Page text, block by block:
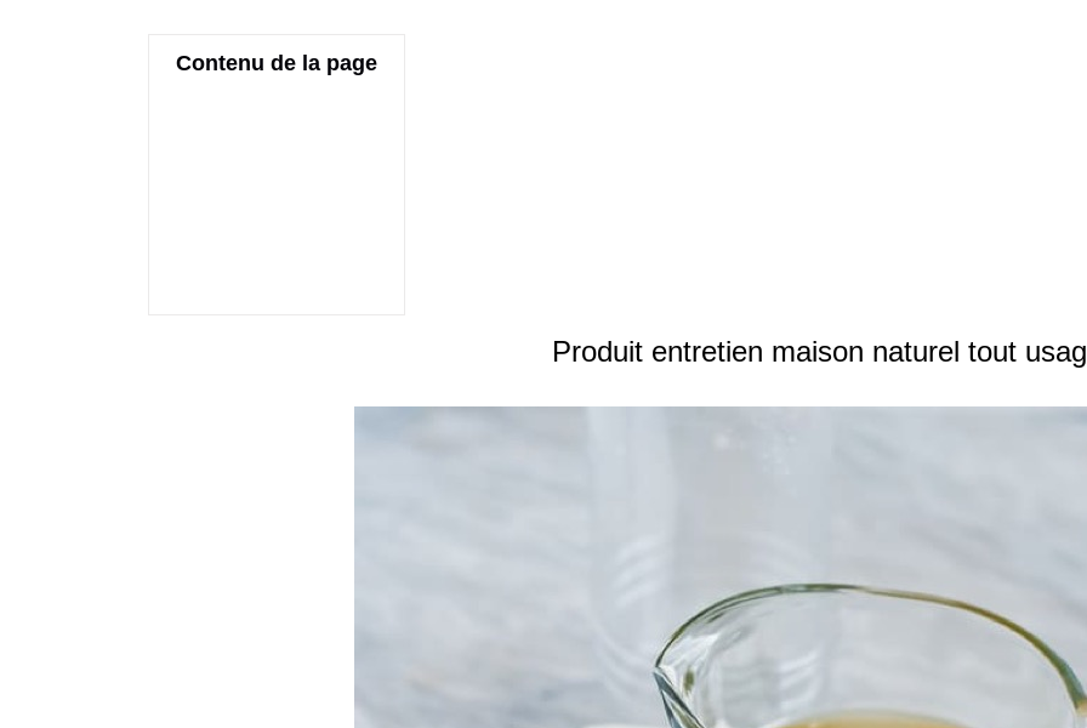
Contenu de la page
Produit entretien maison naturel tout